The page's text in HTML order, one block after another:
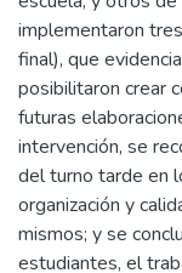
implementaron
final), que
posibilitaron crear
futuras
intervención, se
del turno tarde en
organización y
mismos; y se
estudiantes, el